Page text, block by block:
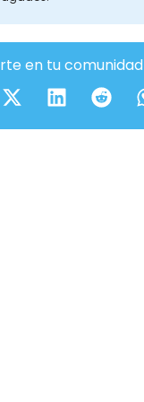
en tu comunidad